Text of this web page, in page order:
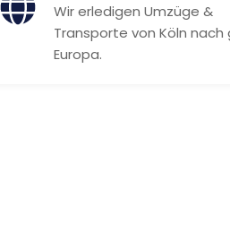
Wir erledigen Umzüge &
Transporte von Köln nach
Europa.